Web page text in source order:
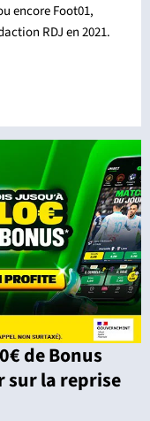
encore Foot01,
RDJ en 2021.
de Bonus
sur la reprise